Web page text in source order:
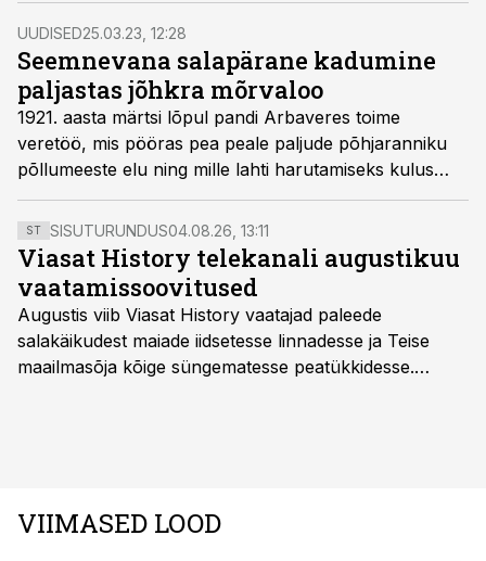
UUDISED25.03.23, 12:28
Seemnevana salapärane kadumine
paljastas jõhkra mõrvaloo
1921. aasta märtsi lõpul pandi Arbaveres toime
veretöö, mis pööras pea peale paljude põhjaranniku
põllumeeste elu ning mille lahti harutamiseks kulus
kriminaalpolitseil rohkem kui aasta.
ST SISUTURUNDUS04.08.26, 13:11
Viasat History telekanali augustikuu
vaatamissoovitused
Augustis viib Viasat History vaatajad paleede
salakäikudest maiade iidsetesse linnadesse ja Teise
maailmasõja kõige süngematesse peatükkidesse.
viasathistory.eu/ee
VIIMASED LOOD